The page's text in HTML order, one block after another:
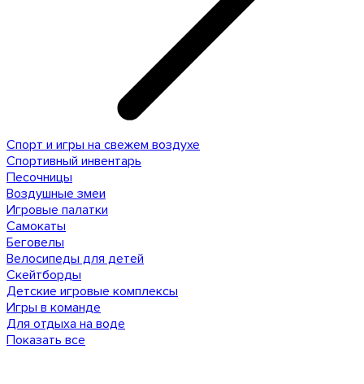
Спорт и игры на свежем воздухе
Спортивный инвентарь
Песочницы
Воздушные змеи
Игровые палатки
Самокаты
Беговелы
Велосипеды для детей
Скейтборды
Детские игровые комплексы
Игры в команде
Для отдыха на воде
Показать все